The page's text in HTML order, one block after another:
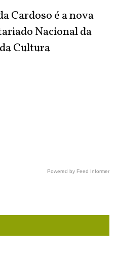
Cardoso é a nova
Nacional da
Cultura
Powered by Feed Informer